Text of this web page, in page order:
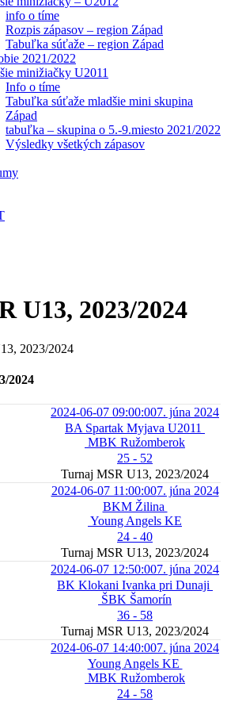
info o tíme
Rozpis zápasov – region Západ
Tabuľka súťaže – region Západ
2021/2022
minižiačky U2011
Info o tíme
Tabuľka súťaže mladšie mini skupina
Západ
tabuľka – skupina o 5.-9.miesto 2021/2022
Výsledky všetkých zápasov
U13, 2023/2024
2023/2024
2024
2024-06-07 09:00:007. júna 2024
BA Spartak Myjava U2011
MBK Ružomberok
25 - 52
Turnaj MSR U13, 2023/2024
2024-06-07 11:00:007. júna 2024
BKM Žilina
Young Angels KE
24 - 40
Turnaj MSR U13, 2023/2024
2024-06-07 12:50:007. júna 2024
BK Klokani Ivanka pri Dunaji
ŠBK Šamorín
36 - 58
Turnaj MSR U13, 2023/2024
2024-06-07 14:40:007. júna 2024
Young Angels KE
MBK Ružomberok
24 - 58